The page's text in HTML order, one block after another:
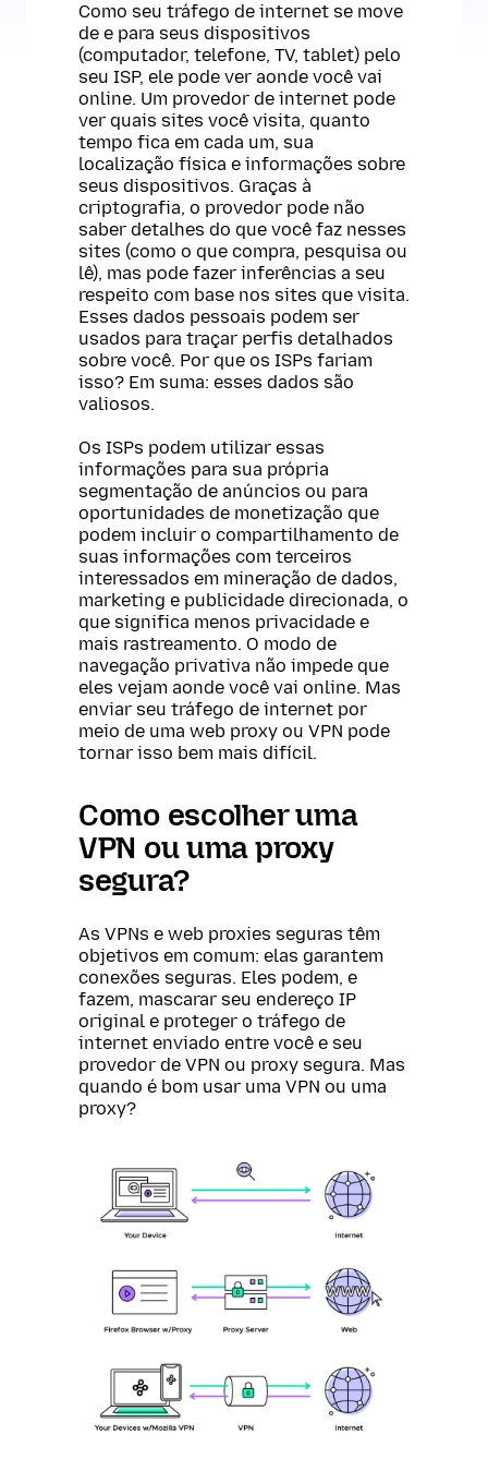
Como seu tráfego de internet se move
de e para seus dispositivos
(computador, telefone, TV, tablet) pelo
seu ISP, ele pode ver aonde você vai
online. Um provedor de internet pode
ver quais sites você visita, quanto
tempo fica em cada um, sua
localização física e informações sobre
seus dispositivos. Graças à
criptografia, o provedor pode não
saber detalhes do que você faz nesses
sites (como o que compra, pesquisa ou
lê), mas pode fazer inferências a seu
respeito com base nos sites que visita.
Esses dados pessoais podem ser
usados para traçar perfis detalhados
sobre você. Por que os ISPs fariam
isso? Em suma: esses dados são
valiosos.
Os ISPs podem utilizar essas
informações para sua própria
segmentação de anúncios ou para
oportunidades de monetização que
podem incluir o compartilhamento de
suas informações com terceiros
interessados em mineração de dados,
marketing e publicidade direcionada, o
que significa menos privacidade e
mais rastreamento. O modo de
navegação privativa não impede que
eles vejam aonde você vai online. Mas
enviar seu tráfego de internet por
meio de uma web proxy ou VPN pode
tornar isso bem mais difícil.
Como escolher uma
VPN ou uma proxy
segura?
As VPNs e web proxies seguras têm
objetivos em comum: elas garantem
conexões seguras. Eles podem, e
fazem, mascarar seu endereço IP
original e proteger o tráfego de
internet enviado entre você e seu
provedor de VPN ou proxy segura. Mas
quando é bom usar uma VPN ou uma
proxy?